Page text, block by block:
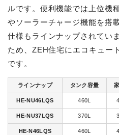
ルです。便利機能では上位機
やソーラーチャージ機能を搭
仕様もラインナップされてい
ため、ZEH住宅にエコキュー
です。
ラインナップ タンク容量
HE-NU46LQS 460L
HE-NU37LQS 370L
HE-N46LQS 460L